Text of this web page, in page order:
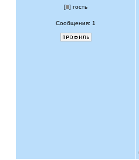
[ ] гость
Сообщения: 1